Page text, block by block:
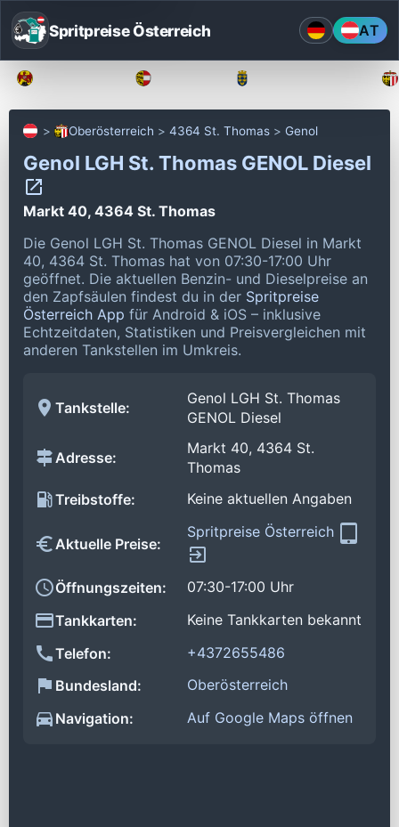
Spritpreise Österreich AT
Oberösterreich 4364 St. Thomas Genol
Genol LGH St. Thomas GENOL Diesel
Markt 40, 4364 St. Thomas
Die Genol LGH St. Thomas GENOL Diesel in Markt
40, 4364 St. Thomas hat von 07:30-17:00 Uhr
geöffnet. Die aktuellen Benzin- und Dieselpreise an
den Zapfsäulen findest du in der Spritpreise
Österreich App für Android & iOS – inklusive
Echtzeitdaten, Statistiken und Preisvergleichen mit
anderen Tankstellen im Umkreis.
Tankstelle:
Genol LGH St. Thomas
GENOL Diesel
Adresse:
Markt 40, 4364 St.
Thomas
Treibstoffe:
Keine aktuellen Angaben
Aktuelle Preise:
Spritpreise Österreich
Öffnungszeiten:
07:30-17:00 Uhr
Tankkarten:
Keine Tankkarten bekannt
Telefon:
+4372655486
Bundesland:
Oberösterreich
Navigation:
Auf Google Maps öffnen